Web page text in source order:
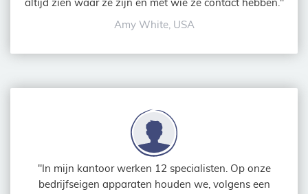
altijd zien waar ze zijn en met wie ze contact hebben."
Amy White, USA
"In mijn kantoor werken 12 specialisten. Op onze
bedrijfseigen apparaten houden we, volgens een